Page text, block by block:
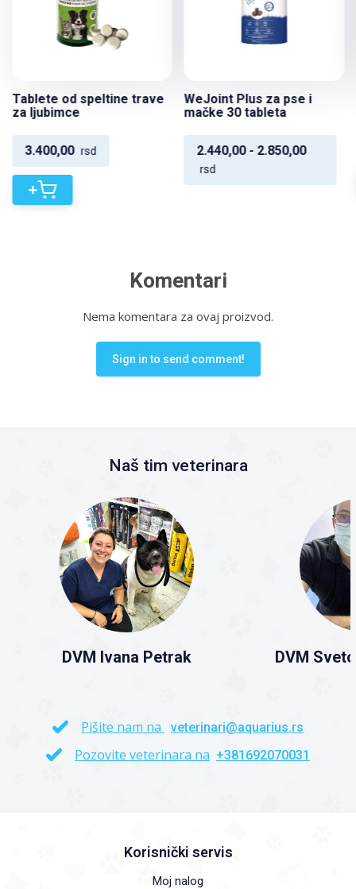
Tablete od speltine trave
za ljubimce
3.400,00 rsd
+
WeJoint Plus za pse i
mačke 30 tableta
2.440,00 - 2.850,00
rsd
Komentari
Nema komentara za ovaj proizvod.
Sign in to send comment!
Naš tim veterinara
DVM Ivana Petrak DVM
Pišite nam na veterinari@aquarius.rs
Pozovite veterinara na +381692070031
Korisnički servis
Moj nalog